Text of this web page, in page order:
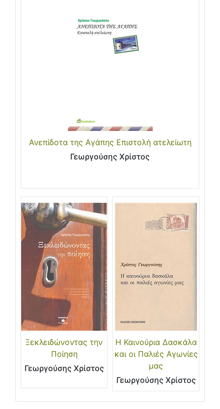
Ανεπίδοτα της Αγάπης Επιστολή ατελείωτη
Γεωργούσης Χρίστος
Ξεκλειδώνοντας την
Ποίηση
Γεωργούσης Χρίστος
Η Καινούρια Δασκάλα
και οι Παλιές Αγωνίες
μας
Γεωργούσης Χρίστος